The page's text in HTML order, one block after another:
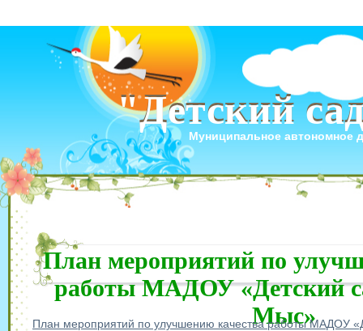
"Детский
"Детский
Муниципальное автономное
План мероприятий по
работы МАДОУ «Детский
Мыс»
План мероприятий по улучшению качества работы МАДОУ